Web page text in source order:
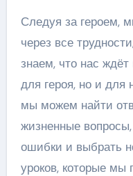
Следуя за героем,
через все
знаем, что нас ждёт
для героя, но и для
мы можем найти
жизненные
ошибки и выбрать
уроков, которые мы